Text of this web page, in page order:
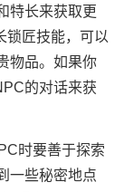
特长来获取更
锁匠技能，可以
物品。如果你
的对话来获
时要善于探索
一些秘密地点